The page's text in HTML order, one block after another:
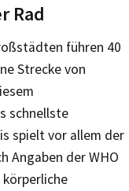
Rad
führen 40
Strecke von
schnellste
spielt vor allem der
Angaben der WHO